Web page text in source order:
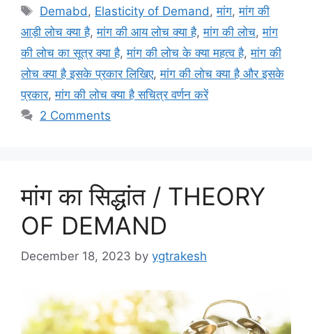
Tags
Demabd , Elasticity of Demand ,मांग,मांग की
आड़ी लोच क्या है,मांग की आय लोच क्या है,मांग की लोच,मांग
की लोच का सूत्र क्या है,मांग की लोच के क्या महत्व है,मांग की
लोच क्या है इसके प्रकार लिखिए,मांग की लोच क्या है और इसके
प्रकार,मांग की लोच क्या है सचित्र वर्णन करें
2 Comments
मांग का सिद्धांत / THEORY
OF DEMAND
December 18, 2023 by ygtrakesh